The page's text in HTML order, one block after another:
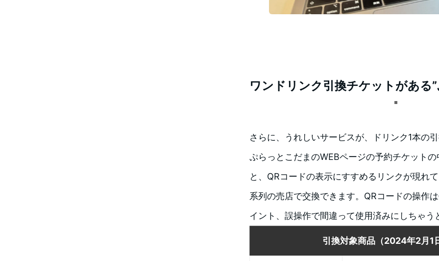
ワンドリンク引換チケットがある
さらに、うれしいサービスが、ドリンク1本の
ぷらっとこだまのWEBページの予約チケット
と、QRコードの表示にすすめるリンクが現れ
系列の売店で交換できます。QRコードの操作は
イント、誤操作で間違って使用済みにしちゃ
引換対象商品（2024年2月1